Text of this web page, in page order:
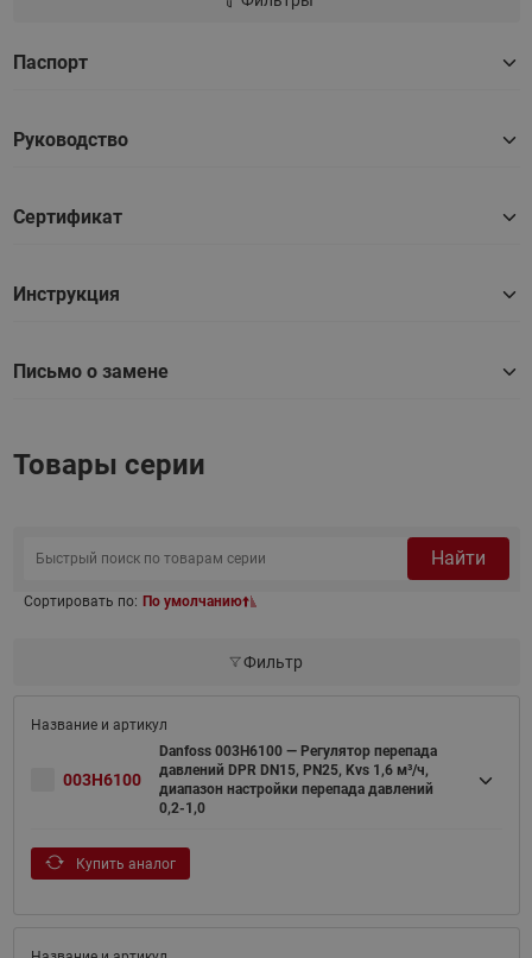
Паспорт
Руководство
Сертификат
Инструкция
Письмо о замене
Товары серии
Найти
Сортировать по: По умолчанию
Фильтр
003H6100
Danfoss 003H6100 — Регулятор перепада
давлений DPR DN15, PN25, Kvs 1,6 м³/ч,
диапазон настройки перепада давлений
0,2-1,0
Купить аналог